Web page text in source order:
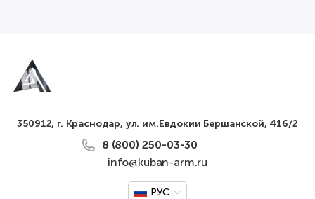
350912, г. Краснодар, ул. им.Евдокии Бершанской, 416/2
8 (800) 250-03-30
info@kuban-arm.ru
РУС